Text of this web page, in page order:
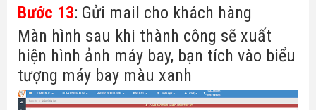
Bước 13: Gửi mail cho khách hàng
Màn hình sau khi thành công sẽ xuất
hiện hình ảnh máy bay, bạn tích vào biểu
tượng máy bay màu xanh